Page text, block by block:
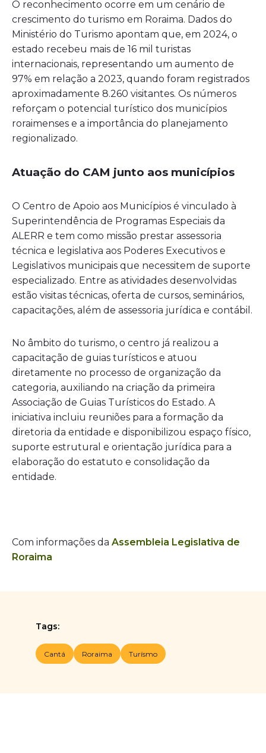
O reconhecimento ocorre em um cenário de
crescimento do turismo em Roraima. Dados do
Ministério do Turismo apontam que, em 2024, o
estado recebeu mais de 16 mil turistas
internacionais, representando um aumento de
97% em relação a 2023, quando foram registrados
aproximadamente 8.260 visitantes. Os números
reforçam o potencial turístico dos municípios
roraimenses e a importância do planejamento
regionalizado.
Atuação do CAM junto aos municípios
O Centro de Apoio aos Municípios é vinculado à
Superintendência de Programas Especiais da
ALERR e tem como missão prestar assessoria
técnica e legislativa aos Poderes Executivos e
Legislativos municipais que necessitem de suporte
especializado. Entre as atividades desenvolvidas
estão visitas técnicas, oferta de cursos, seminários,
capacitações, além de assessoria jurídica e contábil.
No âmbito do turismo, o centro já realizou a
capacitação de guias turísticos e atuou
diretamente no processo de organização da
categoria, auxiliando na criação da primeira
Associação de Guias Turísticos do Estado. A
iniciativa incluiu reuniões para a formação da
diretoria da entidade e disponibilizou espaço físico,
suporte estrutural e orientação jurídica para a
elaboração do estatuto e consolidação da
entidade.
Com informações da Assembleia Legislativa de
Roraima
Tags:
Cantá Roraima Turísmo